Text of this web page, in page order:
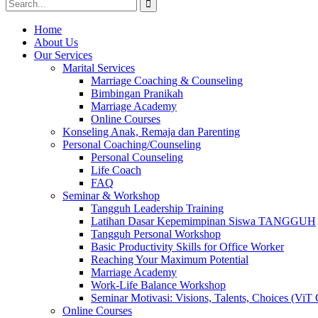
for:
Home
About Us
Our Services
Marital Services
Marriage Coaching & Counseling
Bimbingan Pranikah
Marriage Academy
Online Courses
Konseling Anak, Remaja dan Parenting
Personal Coaching/Counseling
Personal Counseling
Life Coach
FAQ
Seminar & Workshop
Tangguh Leadership Training
Latihan Dasar Kepemimpinan Siswa TANGGUH
Tangguh Personal Workshop
Basic Productivity Skills for Office Worker
Reaching Your Maximum Potential
Marriage Academy
Work-Life Balance Workshop
Seminar Motivasi: Visions, Talents, Choices (ViT
Online Courses